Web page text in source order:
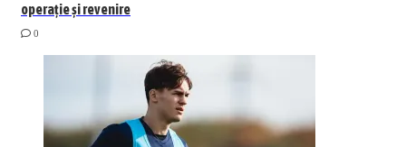
operație și revenire
0